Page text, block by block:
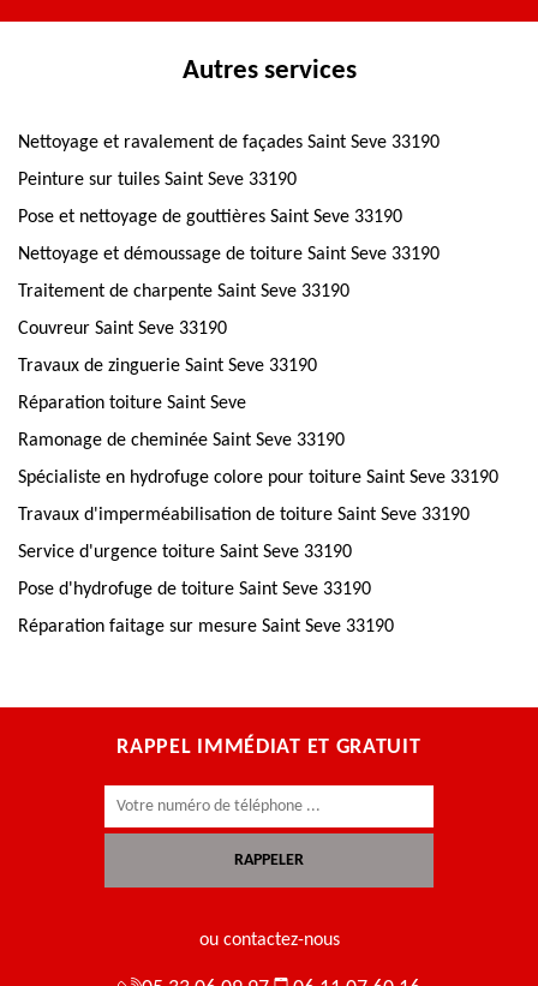
Autres services
Nettoyage et ravalement de façades Saint Seve 33190
Peinture sur tuiles Saint Seve 33190
Pose et nettoyage de gouttières Saint Seve 33190
Nettoyage et démoussage de toiture Saint Seve 33190
Traitement de charpente Saint Seve 33190
Couvreur Saint Seve 33190
Travaux de zinguerie Saint Seve 33190
Réparation toiture Saint Seve
Ramonage de cheminée Saint Seve 33190
Spécialiste en hydrofuge colore pour toiture Saint Seve 33190
Travaux d'imperméabilisation de toiture Saint Seve 33190
Service d'urgence toiture Saint Seve 33190
Pose d'hydrofuge de toiture Saint Seve 33190
Réparation faitage sur mesure Saint Seve 33190
RAPPEL IMMÉDIAT ET GRATUIT
ou contactez-nous